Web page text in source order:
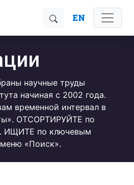
EN
научные труды
начиная с 2002 года.
временной интервал в
ОТСОРТИРУЙТЕ по
ИЩИТЕ по ключевым
«Поиск».